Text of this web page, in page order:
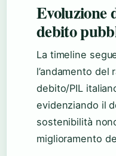
Evoluzione
debito
La timeline
l’andamento
debito/PIL
evidenziando il
sostenibilità
miglioramento